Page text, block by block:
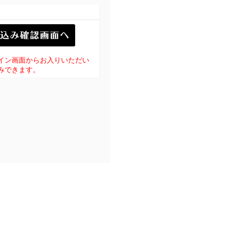
ン画面からお入りいただい
できます。